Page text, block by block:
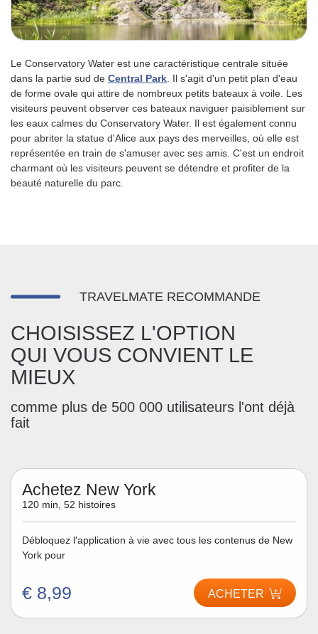
Le Conservatory Water est une caractéristique centrale située
dans la partie sud de Central Park . Il s'agit d'un petit plan d'eau
de forme ovale qui attire de nombreux petits bateaux à voile. Les
visiteurs peuvent observer ces bateaux naviguer paisiblement sur
les eaux calmes du Conservatory Water. Il est également connu
pour abriter la statue d'Alice aux pays des merveilles, où elle est
représentée en train de s'amuser avec ses amis. C'est un endroit
charmant où les visiteurs peuvent se détendre et profiter de la
beauté naturelle du parc.
TRAVELMATE RECOMMANDE
CHOISISSEZ L'OPTION
QUI VOUS CONVIENT LE
MIEUX
comme plus de 500 000 utilisateurs l'ont déjà
fait
Achetez New York
120 min, 52 histoires
Débloquez l'application à vie avec tous les contenus de New
York pour
€ 8,99 ACHETER